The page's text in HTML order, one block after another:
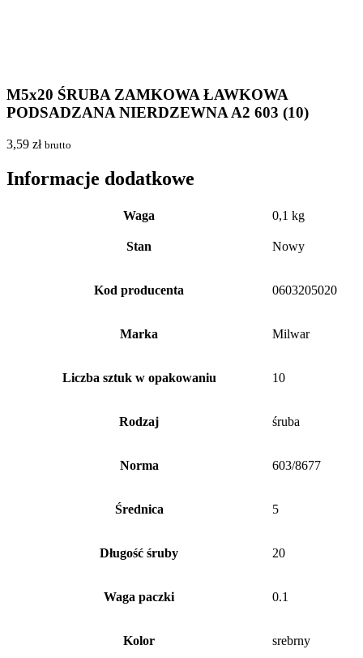
M5x20 ŚRUBA ZAMKOWA ŁAWKOWA
PODSADZANA NIERDZEWNA A2 603 (10)
3,59 zł brutto
Informacje dodatkowe
Waga 0,1 kg
Stan Nowy
Kod producenta 0603205020
Marka Milwar
Liczba sztuk w opakowaniu 10
Rodzaj śruba
Norma 603/8677
Średnica 5
Długość śruby 20
Waga paczki 0.1
Kolor srebrny